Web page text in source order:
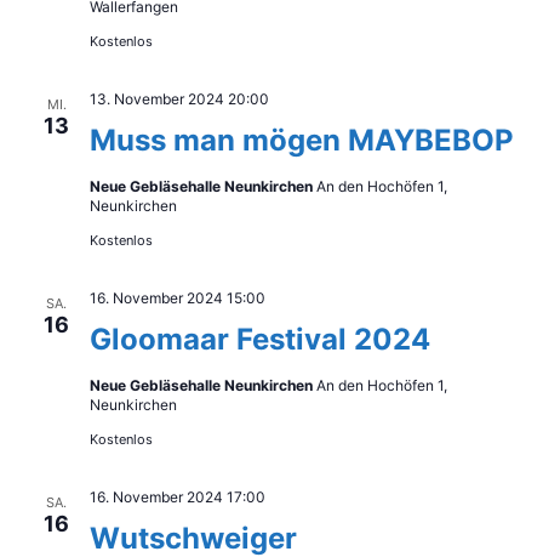
Wallerfangen
Kostenlos
MI.
13 Muss man mögen MAYBEBOP
13. November 2024 20:00
Neue Gebläsehalle Neunkirchen An den Hochöfen 1,
Neunkirchen
Kostenlos
SA.
16 Gloomaar Festival 2024
16. November 2024 15:00
Neue Gebläsehalle Neunkirchen An den Hochöfen 1,
Neunkirchen
Kostenlos
SA.
16 Wutschweiger
16. November 2024 17:00